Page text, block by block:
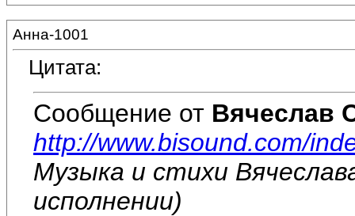
Анна-1001
Цитата:
Сообщение от Вячеслав
http://www.bisound.com/
Музыка и стихи
исполнении)